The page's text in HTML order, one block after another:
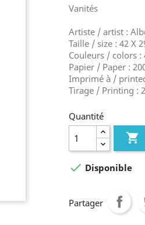
Vanités
Artiste / artist :
Taille / size : 42 X
Couleurs / colors :
Papier / Paper :
Imprimé à /
Tirage / Printing :
Quantité

 Disponible
Partager